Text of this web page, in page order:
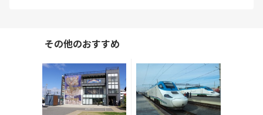
その他のおすすめ